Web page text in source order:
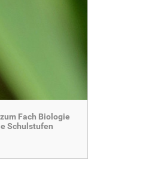
Fach Biologie
Schulstufen